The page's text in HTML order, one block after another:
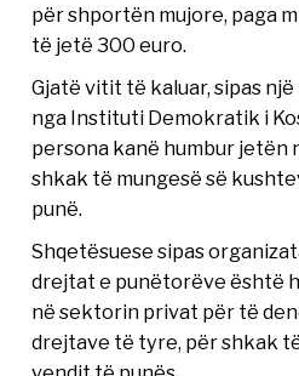
për shportën mujore, paga
të jetë 300 euro.
Gjatë vitit të kaluar, sipas
nga Instituti Demokratik i
persona kanë humbur jetën
shkak të mungesë së
punë.
Shqetësuese sipas
drejtat e punëtorëve është
në sektorin privat për të
drejtave të tyre, për shkak